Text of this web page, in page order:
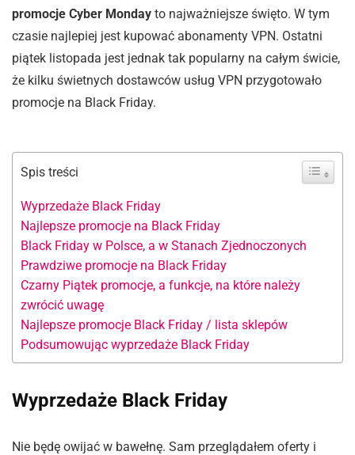
promocje Cyber Monday to najważniejsze święto. W tym
czasie najlepiej jest kupować abonamenty VPN. Ostatni
piątek listopada jest jednak tak popularny na całym świcie,
że kilku świetnych dostawców usług VPN przygotowało
promocje na Black Friday.
Spis treści
Wyprzedaże Black Friday
Najlepsze promocje na Black Friday
Black Friday w Polsce, a w Stanach Zjednoczonych
Prawdziwe promocje na Black Friday
Czarny Piątek promocje, a funkcje, na które należy
zwrócić uwagę
Najlepsze promocje Black Friday / lista sklepów
Podsumowując wyprzedaże Black Friday
Wyprzedaże Black Friday
Nie będę owijać w bawełnę. Sam przeglądałem oferty i